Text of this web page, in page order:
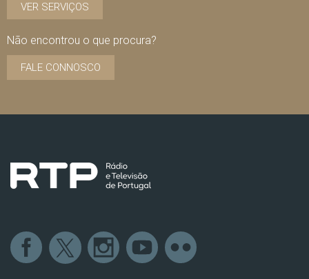
VER SERVIÇOS
Não encontrou o que procura?
FALE CONNOSCO